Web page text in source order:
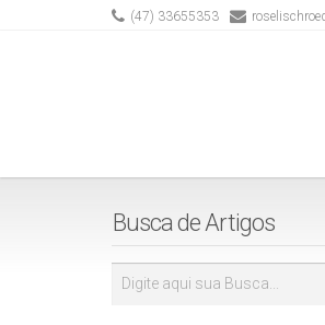
(47) 33655353
Busca de Artigos